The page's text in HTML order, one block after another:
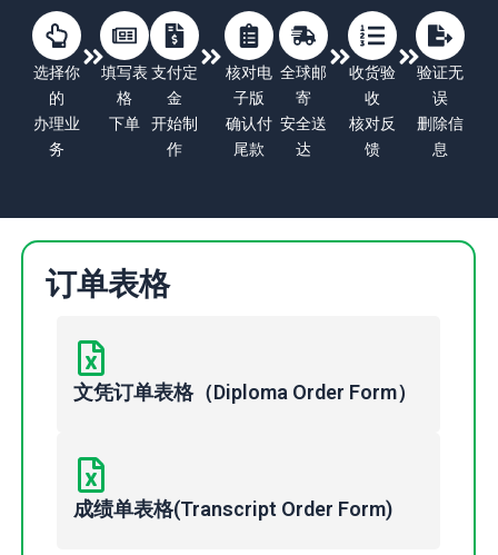
选择你
的
办理业
务
填写表
格
下单
支付定
金
开始制
作
核对电
子版
确认付
尾款
全球邮
寄
安全送
达
收货验
收
核对反
馈
验证无
误
删除信
息
订单表格
文凭订单表格（Diploma Order Form）
成绩单表格(Transcript Order Form)